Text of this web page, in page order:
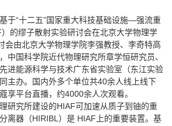
于“十二五”国家重大科技基础设施—强流重
的缪子散射实验研讨会在北京大学物理学
会由北京大学物理学院李强教授、李奇特高
中国科学院近代物理研究所章学恒研究员、
进能源科学与技术广东省实验室（东江实验
主办。国内外多个单位共40余人线上线下
享平台直播，约4000余人次观看。
研究所建设的HIAF可加速从质子到铀的重
离器（HIRIBL）是 HIAF上的重要装置。基